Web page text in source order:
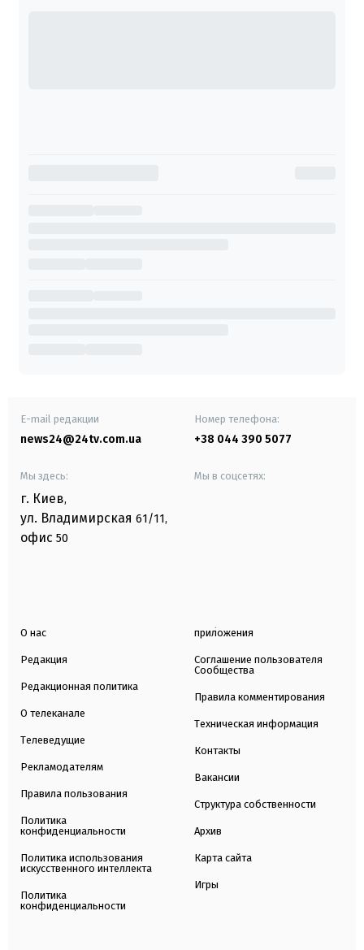
E-mail редакции
news24@24tv.com.ua
Номер телефона:
+38 044 390 5077
Мы здесь:
г. Киев,
ул. Владимирская 61/11,
офис 50
Мы в соцсетях:
О нас
Редакция
Редакционная политика
О телеканале
Телеведущие
Рекламодателям
Правила пользования
Политика
конфиденциальности
Политика использования
искусственного интеллекта
Политика
конфиденциальности
приложения
Соглашение пользователя
Сообщества
Правила комментирования
Техническая информация
Контакты
Вакансии
Структура собственности
Архив
Карта сайта
Игры